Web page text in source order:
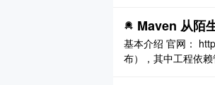
Maven 从陌
基本介绍 官网：
布），其中工程依